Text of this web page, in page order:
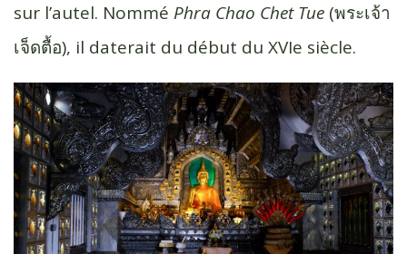
sur l’autel. Nommé Phra Chao Chet Tue (พระเจ้า​
เจ็ด​ตื้อ​), il daterait du début du XVIe siècle.